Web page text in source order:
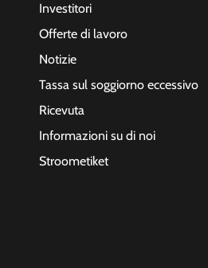
Investitori
Offerte di lavoro
Notizie
Tassa sul soggiorno eccessivo
Ricevuta
Informazioni su di noi
Stroometiket